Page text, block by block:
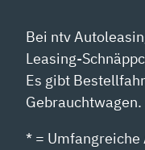
Bei ntv
Leasing-
Es gibt
Gebrauchtwagen.
* = Umfangreiche